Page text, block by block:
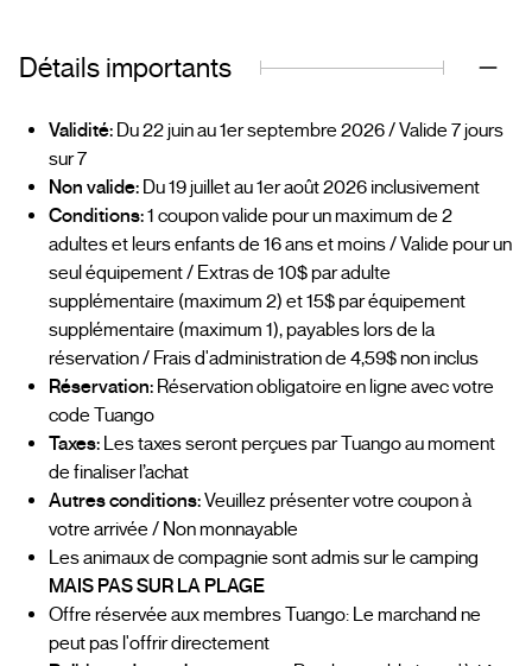
Détails importants
Validité: Du 22 juin au 1er septembre 2026 / Valide 7 jours
sur 7
Non valide: Du 19 juillet au 1er août 2026 inclusivement
Conditions:1 coupon valide pour un maximum de 2
adultes et leurs enfants de 16 ans et moins / Valide pour un
seul équipement / Extras de 10$ par adulte
supplémentaire (maximum 2) et 15$ par équipement
supplémentaire (maximum 1), payables lors de la
réservation / Frais d'administration de 4,59$ non inclus
Réservation: Réservation obligatoire en ligne avec votre
code Tuango
Taxes: Les taxes seront perçues par Tuango au moment
de finaliser l’achat
Autres conditions:Veuillez présenter votre coupon à
votre arrivée / Non monnayable
Les animaux de compagnie sont admis sur le camping
MAIS PAS SUR LA PLAGE
Offre réservée aux membres Tuango: Le marchand ne
peut pas l'offrir directement